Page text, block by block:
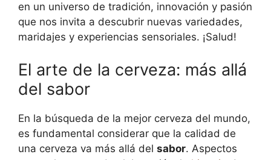
en un universo de tradición, innovación y pasión
que nos invita a descubrir nuevas variedades,
maridajes y experiencias sensoriales. ¡Salud!
El arte de la cerveza: más allá
del sabor
En la búsqueda de la mejor cerveza del mundo,
es fundamental considerar que la calidad de
una cerveza va más allá del sabor. Aspectos